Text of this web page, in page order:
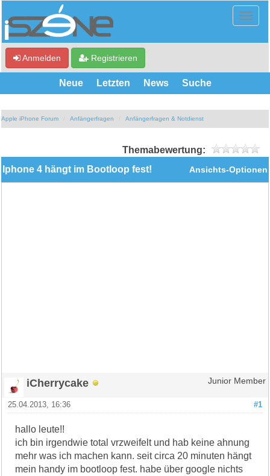
Anmelden Registrieren
Neue Letzten News Suche
Apple iPhone Forum Anfängerfragen Anfängerfragen & Notdienst
Themabewertung:
Ansichts-Optionen
Iphone 4 hängt im Bootloop fest!
iCherrycake Junior Member
#1
25.04.2013, 16:36
hallo leute!!
ich bin irgendwie total vrzweifelt und hab keine ahnung
mehr was ich machen kann. seit circa 20 minuten hängt
mein handy im bootloop fest. habe über google nichts